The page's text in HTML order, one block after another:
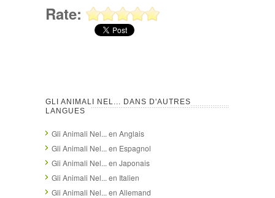
Rate:
GLI ANIMALI NEL... DANS D'AUTRES
LANGUES
Gli Animali Nel... en Anglais
Gli Animali Nel... en Espagnol
Gli Animali Nel... en Japonais
Gli Animali Nel... en Italien
Gli Animali Nel... en Allemand